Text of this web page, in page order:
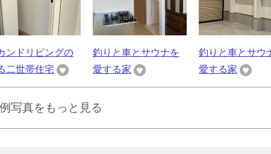
ンドリビングの
二世帯住宅
釣りと車とサウナを
愛する家
釣りと車とサウ
愛する家
写真をもっと見る